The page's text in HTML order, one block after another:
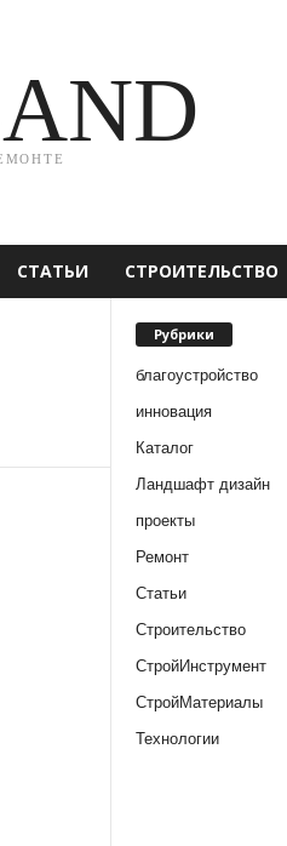
СТАТЬИ СТРОИТЕЛЬСТВО
Рубрики
благоустройство
инновация
Каталог
Ландшафт дизайн
проекты
Ремонт
Статьи
Строительство
СтройИнструмент
СтройМатериалы
Технологии